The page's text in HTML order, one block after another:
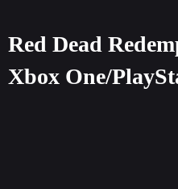
Red Dead
Xbox One/